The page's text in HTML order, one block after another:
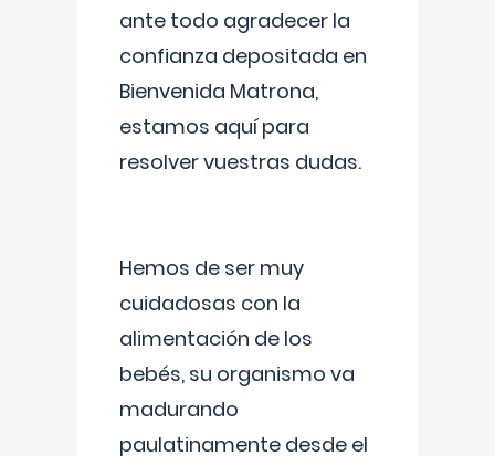
ante todo agradecer la
confianza depositada en
Bienvenida Matrona,
estamos aquí para
resolver vuestras dudas.
Hemos de ser muy
cuidadosas con la
alimentación de los
bebés, su organismo va
madurando
paulatinamente desde el